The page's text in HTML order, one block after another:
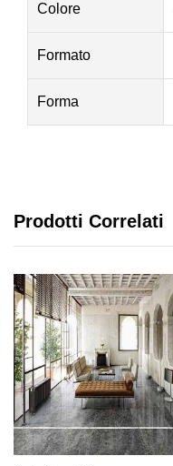
Colore
Formato
Forma
Prodotti Correlati